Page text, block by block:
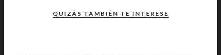
QUIZÁS TAMBIÉN TE INTERESE